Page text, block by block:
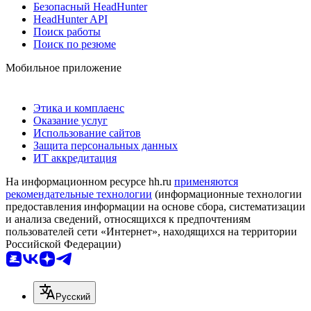
Безопасный HeadHunter
HeadHunter API
Поиск работы
Поиск по резюме
Мобильное приложение
Этика и комплаенс
Оказание услуг
Использование сайтов
Защита персональных данных
ИТ аккредитация
На информационном ресурсе hh.ru применяются
рекомендательные технологии (информационные технологии
предоставления информации на основе сбора, систематизации
и анализа сведений, относящихся к предпочтениям
пользователей сети «Интернет», находящихся на территории
Российской Федерации)
Русский